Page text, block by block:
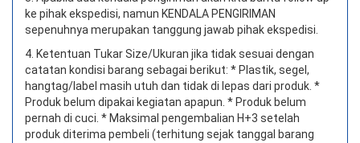
ke pihak ekspedisi, namun KENDALA PENGIRIMAN
sepenuhnya merupakan tanggung jawab pihak ekspedisi.
4. Ketentuan Tukar Size/Ukuran jika tidak sesuai dengan
catatan kondisi barang sebagai berikut: * Plastik, segel,
hangtag/label masih utuh dan tidak di lepas dari produk. *
Produk belum dipakai kegiatan apapun. * Produk belum
pernah di cuci. * Maksimal pengembalian H+3 setelah
produk diterima pembeli (terhitung sejak tanggal barang